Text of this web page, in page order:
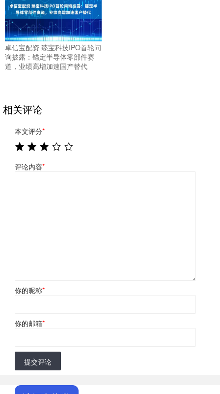
卓信宝配资 臻宝科技IPO首轮问
询披露：锚定半导体零部件赛
道，业绩高增加速国产替代
相关评论
本文评分*
评论内容*
你的昵称*
你的邮箱*
提交评论